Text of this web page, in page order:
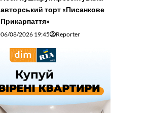
авторський торт «Писанкове
Прикарпаття»
06/08/2026 19:45 Reporter